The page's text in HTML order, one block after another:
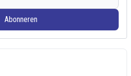
Abonneren